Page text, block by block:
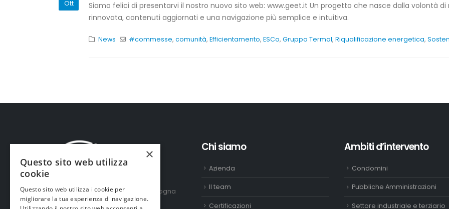
Ott
Siamo felici di presentarvi il nostro nuovo sito web: www.geet.it Un progetto che nasce dalla volontà
rinnovata, contenuti aggiornati e una navigazione più semplice e intuitiva.
News #commesse,comunità,Efficientamento,ESCo,Gruppo Termal,Riqualificazione energetica,
Via Armando Sarti, 8 | 40132 Bologna
T. 051 199 35 600
Chi siamo
Azienda
Il team
Certificazioni
Ambiti d’intervento
Condomini
Pubbliche Amministrazioni
Settore industriale e terziario
×
Questo sito web utilizza
cookie
Questo sito web utilizza i cookie per
migliorare la tua esperienza di navigazione.